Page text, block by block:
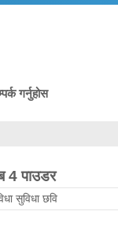
गर्नुहोस
4 पाउडर